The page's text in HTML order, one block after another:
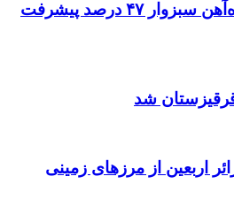
بازوند: ایستگاه راه‌آهن سبزوار ۴۷ درصد پیشرفت
شد
زائر اربعین از مرزهای زمینی